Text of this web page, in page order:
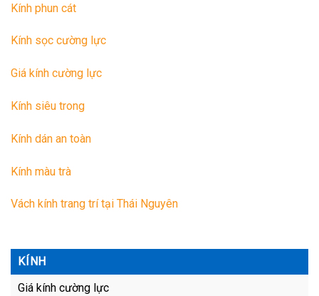
Kính phun cát
Kính sọc cường lực
Giá kính cường lực
Kính siêu trong
Kính dán an toàn
Kính màu trà
Vách kính trang trí tại Thái Nguyên
KÍNH
Giá kính cường lực